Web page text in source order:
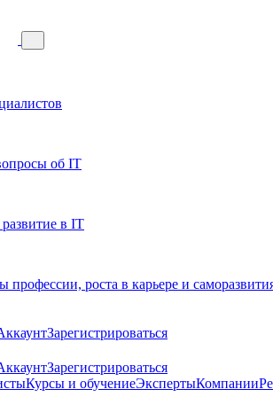
об IT
в IT
профессии, роста в карьере и
Зарегистрироваться
Зарегистрироваться
Курсы и обучениеЭкспертыКомпании